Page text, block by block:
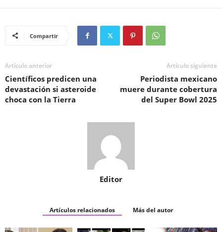
Compartir
Artículo anterior
Científicos predicen una
devastación si asteroide
choca con la Tierra
Artículo siguiente
Periodista mexicano
muere durante cobertura
del Super Bowl 2025
Editor
Artículos relacionados Más del autor